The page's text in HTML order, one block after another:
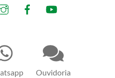
Ouvidoria
InstagramFacebook